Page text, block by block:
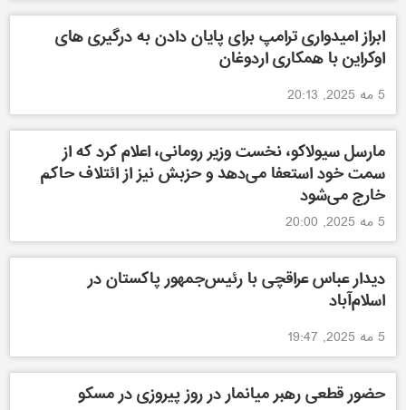
ابراز امیدواری ترامپ برای پایان دادن به درگیری های
اوکراین با همکاری اردوغان
5 مه 2025, 20:13
مارسل سیولاکو، نخست وزیر رومانی، اعلام کرد که از
سمت خود استعفا می‌دهد و حزبش نیز از ائتلاف حاکم
خارج می‌شود
5 مه 2025, 20:00
دیدار عباس عراقچی با رئیس‌جمهور پاکستان در
اسلام‌آباد
5 مه 2025, 19:47
حضور قطعی رهبر میانمار در روز پیروزی در مسکو‌